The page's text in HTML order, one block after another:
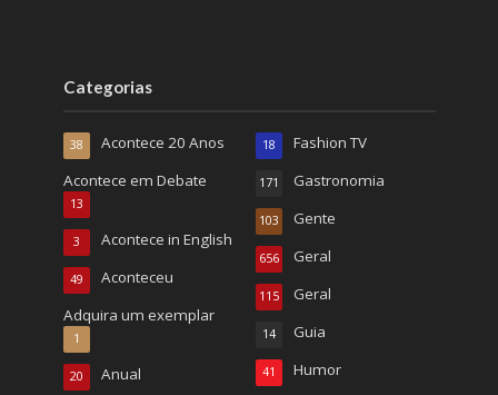
Categorias
Acontece 20 Anos
38
Acontece em Debate
13
Acontece in English
3
Aconteceu
49
Adquira um exemplar
1
Anual
20
Fashion TV
18
Gastronomia
171
Gente
103
Geral
656
Geral
115
Guia
14
Humor
41